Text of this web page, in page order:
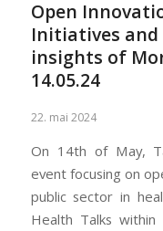
Open
Initiatives and
insights of
14.05.24
22. mai 2024
On 14th of May,
event focusing on
public sector in
Health Talks